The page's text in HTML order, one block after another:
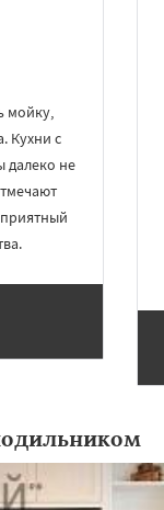
мойку,
Кухни с
далеко не
приятный